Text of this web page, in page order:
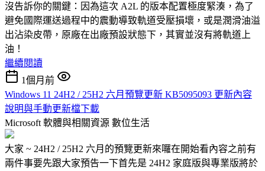
沒告訴你的關鍵：因為這次 A2L 的版本配置極度緊湊，為了
避免國際運送過程中的震動導致軌道受壓損壞，或是潤滑油溢
出沾染皮帶，原廠在出廠預設狀態下，其實並沒有將軌道上
油！
繼續閱讀
1個月前
Windows 11 24H2 / 25H2 六月預覽更新 KB5095093 更新內容
說明與手動更新檔下載
Microsoft 軟體與相關資源 數位生活
大家 ~ 24H2 / 25H2 六月的預覽更新來囉在開始看內容之前有
兩件事要先跟大家預告一下首先是 24H2 家庭版與專業版將於